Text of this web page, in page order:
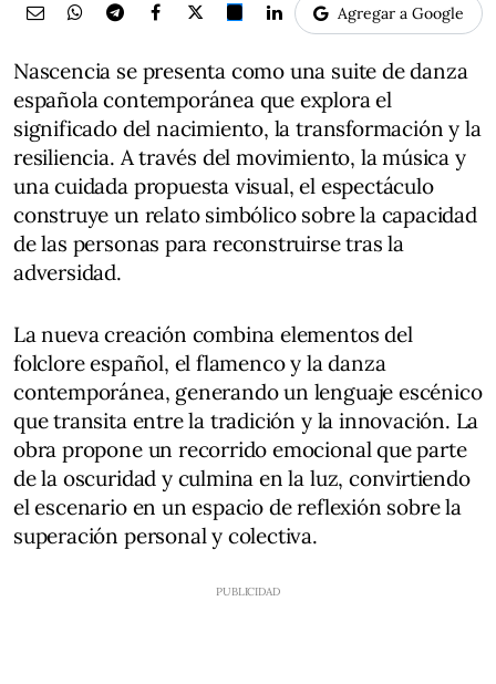
Agregar a Google
Nascencia se presenta como una suite de danza
española contemporánea que explora el
significado del nacimiento, la transformación y la
resiliencia. A través del movimiento, la música y
una cuidada propuesta visual, el espectáculo
construye un relato simbólico sobre la capacidad
de las personas para reconstruirse tras la
adversidad.
La nueva creación combina elementos del
folclore español, el flamenco y la danza
contemporánea, generando un lenguaje escénico
que transita entre la tradición y la innovación. La
obra propone un recorrido emocional que parte
de la oscuridad y culmina en la luz, convirtiendo
el escenario en un espacio de reflexión sobre la
superación personal y colectiva.